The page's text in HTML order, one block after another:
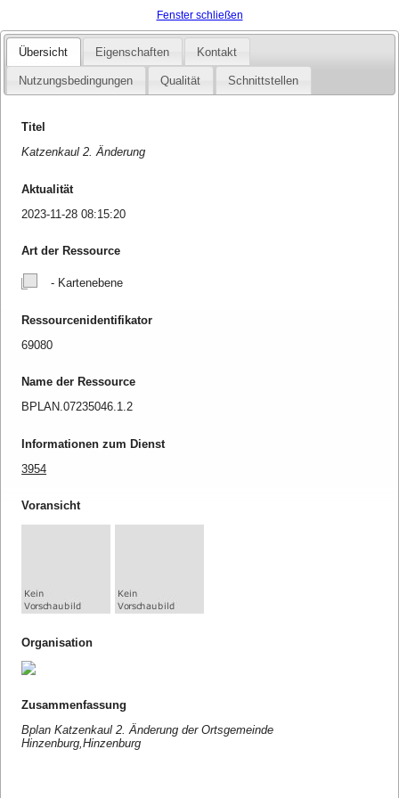
Fenster schließen
Übersicht Eigenschaften Kontakt
Nutzungsbedingungen Qualität Schnittstellen
Titel
Katzenkaul 2. Änderung
Aktualität
2023-11-28 08:15:20
Art der Ressource
- Kartenebene
Ressourcenidentifikator
69080
Name der Ressource
BPLAN.07235046.1.2
Informationen zum Dienst
3954
Voransicht
Organisation
Zusammenfassung
Bplan Katzenkaul 2. Änderung der Ortsgemeinde
Hinzenburg,Hinzenburg